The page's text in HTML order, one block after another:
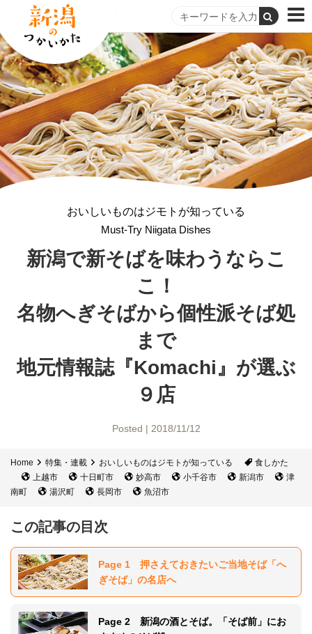
おいしいものはジモトが知っている
Must-Try Niigata Dishes
新潟で新そばを味わうならこ
こ！
名物へぎそばから個性派そば処
まで
地元情報誌『Komachi』 が選ぶ
９店
Posted | 2018/11/12
Home 特集・連載 おいしいものはジモトが知っている
食しかた
上越市
十日町市 妙高市 小千谷市 新潟市
津
南町
湯沢町 長岡市 魚沼市
この記事の目次
Page 1 押さえておきたいご当地そば「へ
ぎそば」の名店へ
Page 2 新潟の酒とそば。「そば前」にお